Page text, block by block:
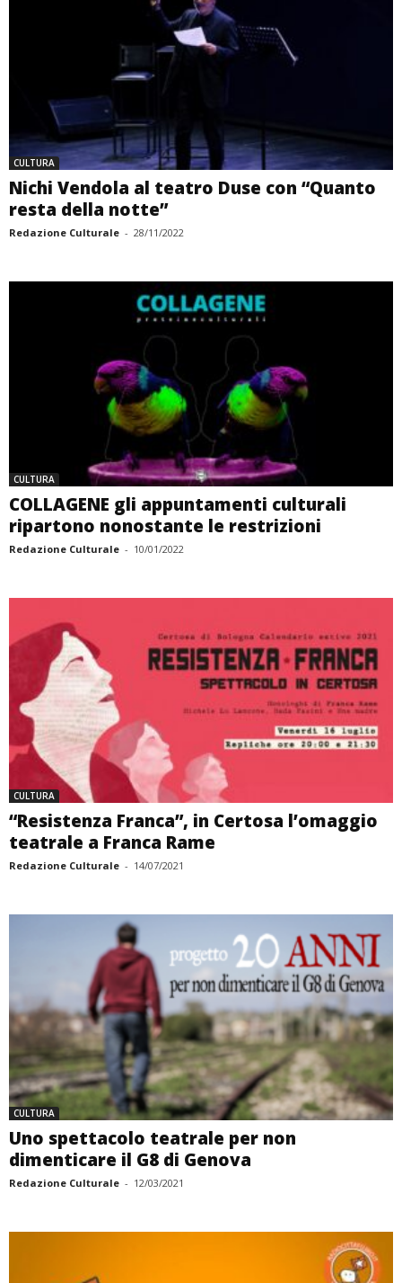
CULTURA
Nichi Vendola al teatro Duse con “Quanto
resta della notte”
Redazione Culturale - 28/11/2022
CULTURA
COLLAGENE gli appuntamenti culturali
ripartono nonostante le restrizioni
Redazione Culturale - 10/01/2022
CULTURA
“Resistenza Franca”, in Certosa l’omaggio
teatrale a Franca Rame
Redazione Culturale - 14/07/2021
CULTURA
Uno spettacolo teatrale per non
dimenticare il G8 di Genova
Redazione Culturale - 12/03/2021